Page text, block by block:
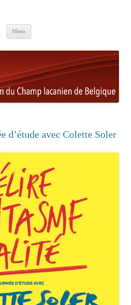
Menu
d’étude avec Colette Soler